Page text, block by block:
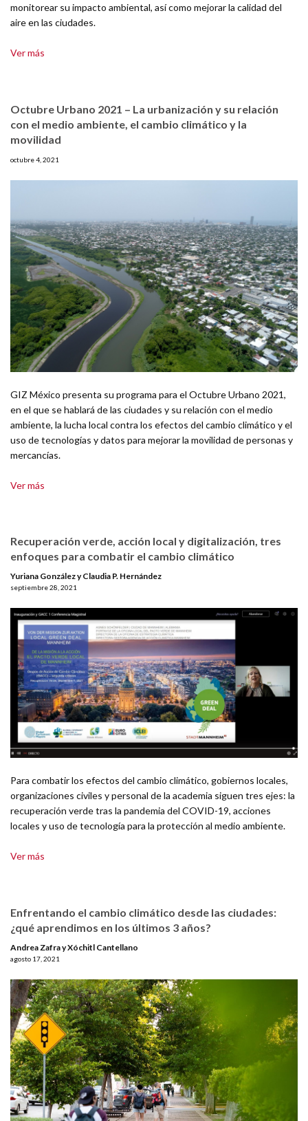
monitorear su impacto ambiental, así como mejorar la calidad del
aire en las ciudades.
Ver más
Octubre Urbano 2021 – La urbanización y su relación
con el medio ambiente, el cambio climático y la
movilidad
octubre 4, 2021
GIZ México presenta su programa para el Octubre Urbano 2021,
en el que se hablará de las ciudades y su relación con el medio
ambiente, la lucha local contra los efectos del cambio climático y el
uso de tecnologías y datos para mejorar la movilidad de personas y
mercancías.
Ver más
Recuperación verde, acción local y digitalización, tres
enfoques para combatir el cambio climático
Yuriana González y Claudia P. Hernández
septiembre 28, 2021
Para combatir los efectos del cambio climático, gobiernos locales,
organizaciones civiles y personal de la academia siguen tres ejes: la
recuperación verde tras la pandemia del COVID-19, acciones
locales y uso de tecnología para la protección al medio ambiente.
Ver más
Enfrentando el cambio climático desde las ciudades:
¿qué aprendimos en los últimos 3 años?
Andrea Zafra y Xóchitl Cantellano
agosto 17, 2021